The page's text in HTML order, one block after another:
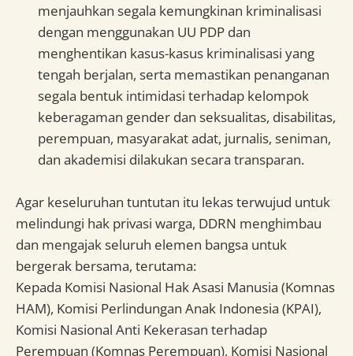
menjauhkan segala kemungkinan kriminalisasi
dengan menggunakan UU PDP dan
menghentikan kasus-kasus kriminalisasi yang
tengah berjalan, serta memastikan penanganan
segala bentuk intimidasi terhadap kelompok
keberagaman gender dan seksualitas, disabilitas,
perempuan, masyarakat adat, jurnalis, seniman,
dan akademisi dilakukan secara transparan.
Agar keseluruhan tuntutan itu lekas terwujud untuk
melindungi hak privasi warga, DDRN menghimbau
dan mengajak seluruh elemen bangsa untuk
bergerak bersama, terutama:
Kepada Komisi Nasional Hak Asasi Manusia (Komnas
HAM), Komisi Perlindungan Anak Indonesia (KPAI),
Komisi Nasional Anti Kekerasan terhadap
Perempuan (Komnas Perempuan), Komisi Nasional